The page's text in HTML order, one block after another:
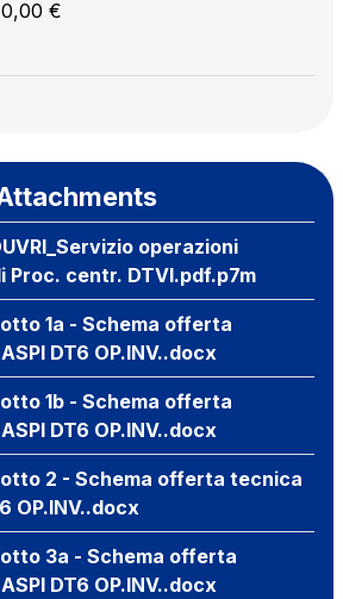
0,00 €
operazioni
Proc. centr. DTVI.pdf.p7m
1a - Schema offerta
DT6 OP.INV..docx
1b - Schema offerta
DT6 OP.INV..docx
2 - Schema offerta tecnica
OP.INV..docx
3a - Schema offerta
DT6 OP.INV..docx